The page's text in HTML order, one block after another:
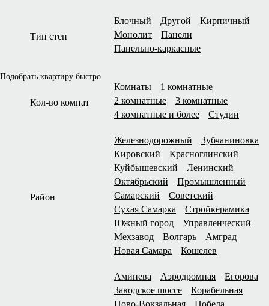
Тип стен
Блочный Другой
Кирпичный
Монолит
Панели
Панельно-каркасные
Подобрать квартиру быстро
Кол-во комнат
Комнаты
1 комнатные
2 комнатные
3 комнатные
4 комнатные и более
Студии
Район
Железнодорожный
Зубчаниновка
Кировский
Красноглинский
Куйбышевский
Ленинский
Октябрьский
Промышленный
Самарский
Советский
Сухая Самарка
Стройкерамика
Южный город
Управленческий
Мехзавод
Волгарь
Амград
Новая Самара
Кошелев
Аминева Аэродромная
Егорова
Заводское шоссе
Корабельная